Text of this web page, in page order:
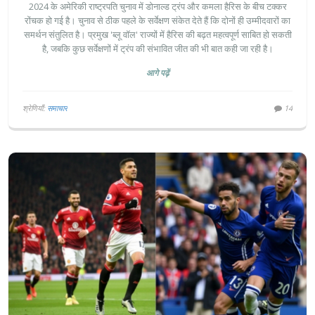
2024 के अमेरिकी राष्ट्रपति चुनाव में डोनाल्ड ट्रंप और कमला हैरिस के बीच टक्कर
रोंचक हो गई है। चुनाव से ठीक पहले के सर्वेक्षण संकेत देते हैं कि दोनों ही उम्मीदवारों का
समर्थन संतुलित है। प्रमुख 'ब्लू वॉल' राज्यों में हैरिस की बढ़त महत्वपूर्ण साबित हो सकती
है, जबकि कुछ सर्वेक्षणों में ट्रंप की संभावित जीत की भी बात कही जा रही है।
आगे पढ़ें
श्रेणियाँ: समाचार 14